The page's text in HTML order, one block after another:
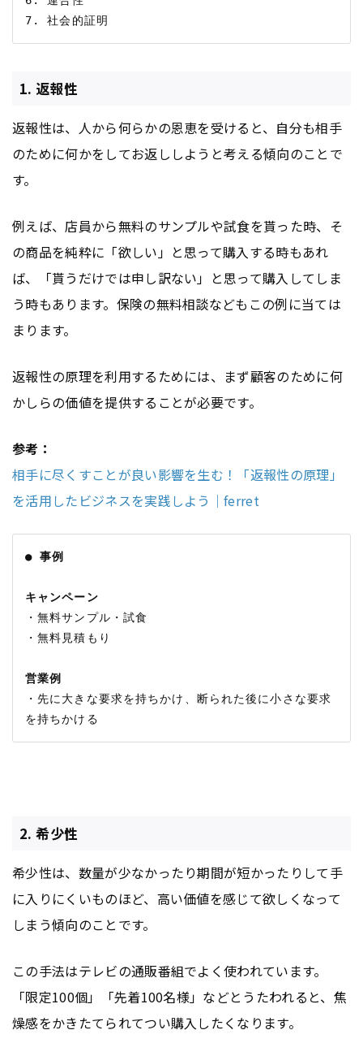
1. 返報性
返報性は、人から何らかの恩恵を受けると、自分も相手
のために何かをしてお返ししようと考える傾向のことで
す。
例えば、店員から無料のサンプルや試食を貰った時、そ
の商品を純粋に「欲しい」と思って購入する時もあれ
ば、「貰うだけでは申し訳ない」と思って購入してしま
う時もあります。保険の無料相談などもこの例に当ては
まります。
返報性の原理を利用するためには、まず顧客のために何
かしらの価値を提供することが必要です。
参考：
相手に尽くすことが良い影響を生む！「返報性の原理」
を活用したビジネスを実践しよう｜ferret
● 事例
キャンペーン
・無料サンプル・試食
・無料見積もり
営業例
・先に大きな要求を持ちかけ、断られた後に小さな要求
2. 希少性
希少性は、数量が少なかったり期間が短かったりして手
に入りにくいものほど、高い価値を感じて欲しくなって
しまう傾向のことです。
この手法はテレビの通販番組でよく使われています。
「限定100個」「先着100名様」などとうたわれると、焦
燥感をかきたてられてつい購入したくなります。